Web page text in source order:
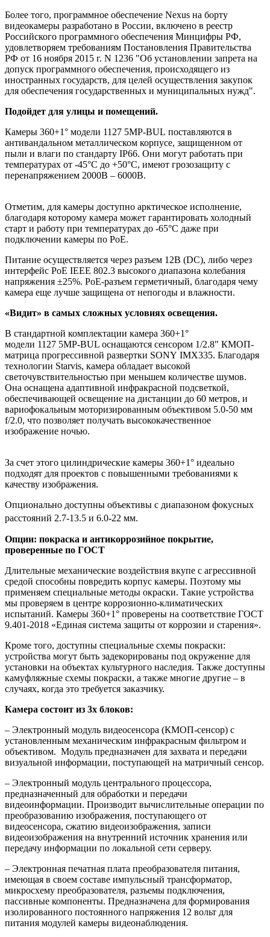
Более того, программное обеспечение Nexus на борту
видеокамеры разработано в России, включено в реестр
Российского программного обеспечения Минцифры РФ,
удовлетворяем требованиям Постановления Правительства
РФ от 16 ноября 2015 г. N 1236 "Об установлении запрета на
допуск программного обеспечения, происходящего из
иностранных государств, для целей осуществления закупок
для обеспечения государственных и муниципальных нужд".
Подойдет для улицы и помещений.
Камеры 360+1° модели 1127 5MP-BUL поставляются в
антивандальном металлическом корпусе, защищенном от
пыли и влаги по стандарту IP66. Они могут работать при
температурах от -45°С до +50°С, имеют грозозащиту с
перенапряжением 2000В – 6000В.
Отметим, для камеры доступно арктическое исполнение,
благодаря которому камера может гарантировать холодный
старт и работу при температурах до -65°С даже при
подключении камеры по РоЕ.
Питание осуществляется через разъем 12В (DC), либо через
интерфейс PoE IEEE 802.3 высокого диапазона колебания
напряжения ±25%. PoE-разъем герметичный, благодаря чему
камера еще лучше защищена от непогоды и влажности.
«Видит» в самых сложных условиях освещения.
В стандартной комплектации камера 360+1°
модели 1127 5MP-BUL оснащаются сенсором 1/2.8" КМОП-
матрица прогрессивной развертки SONY IMX335. Благодаря
технологии Starvis, камера обладает высокой
светочувствительностью при меньшем количестве шумов.
Она оснащена адаптивной инфракрасной подсветкой,
обеспечивающей освещение на дистанции до 60 метров, и
вариофокальным моторизированным объективом 5.0-50 мм
f/2.0, что позволяет получать высококачественное
изображение ночью.
За счет этого цилиндрические камеры 360+1° идеально
подходят для проектов с повышенными требованиями к
качеству изображения.
Опционально доступны объективы с диапазоном фокусных
расстояний 2.7-13.5 и 6.0-22 мм.
Опции: покраска и антикоррозийное покрытие,
проверенные по ГОСТ
Длительные механические воздействия вкупе с агрессивной
средой способны повредить корпус камеры. Поэтому мы
применяем специальные методы окраски. Такие устройства
мы проверяем в центре коррозионно-климатических
испытаний. Камеры 360+1° проверены на соответствие ГОСТ
9.401-2018 «Единая система защиты от коррозии и старения».
Кроме того, доступны специальные схемы покраски:
устройства могут быть задекорированы под окружение для
установки на объектах культурного наследия. Также доступны
камуфляжные схемы покраски, а также многие другие – в
случаях, когда это требуется заказчику.
Камера состоит из 3х блоков:
– Электронный модуль видеосенсора (КМОП-сенсор) с
установленным механическим инфракрасным фильтром и
объективом. Модуль предназначен для захвата и передачи
визуальной информации, поступающей на матричный сенсор.
– Электронный модуль центрального процессора,
предназначенный для обработки и передачи
видеоинформации. Производит вычислительные операции по
преобразованию изображения, поступающего от
видеосенсора, сжатию видеоизображения, записи
видеоизображения на внутренний источник хранения или
передачу информации по локальной сети серверу.
– Электронная печатная плата преобразователя питания,
имеющая в своем составе импульсный трансформатор,
микросхему преобразователя, разъемы подключения,
пассивные компоненты. Предназначена для формирования
изолированного постоянного напряжения 12 вольт для
питания модулей камеры видеонаблюдения.